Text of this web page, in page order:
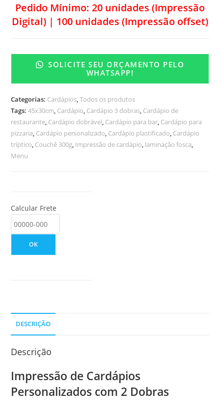
Pedido Mínimo: 20 unidades (Impressão
Digital) | 100 unidades (Impressão offset)
SOLICITE SEU ORÇAMENTO PELO
WHATSAPP!
Categorias: Cardápios,Todos os produtos
Tags:45x30cm, Cardápio, Cardápio 3 dobras, Cardápio de
restaurante, Cardápio dobrável, Cardápio para bar, Cardápio para
pizzaria, Cardápio personalizado, Cardápio plastificado, Cardápio
tríptico, Couchê 300g, Impressão de cardápio, laminação fosca,
Menu
Calcular Frete
OK
DESCRIÇÃO
Descrição
Impressão de Cardápios
Personalizados com 2 Dobras